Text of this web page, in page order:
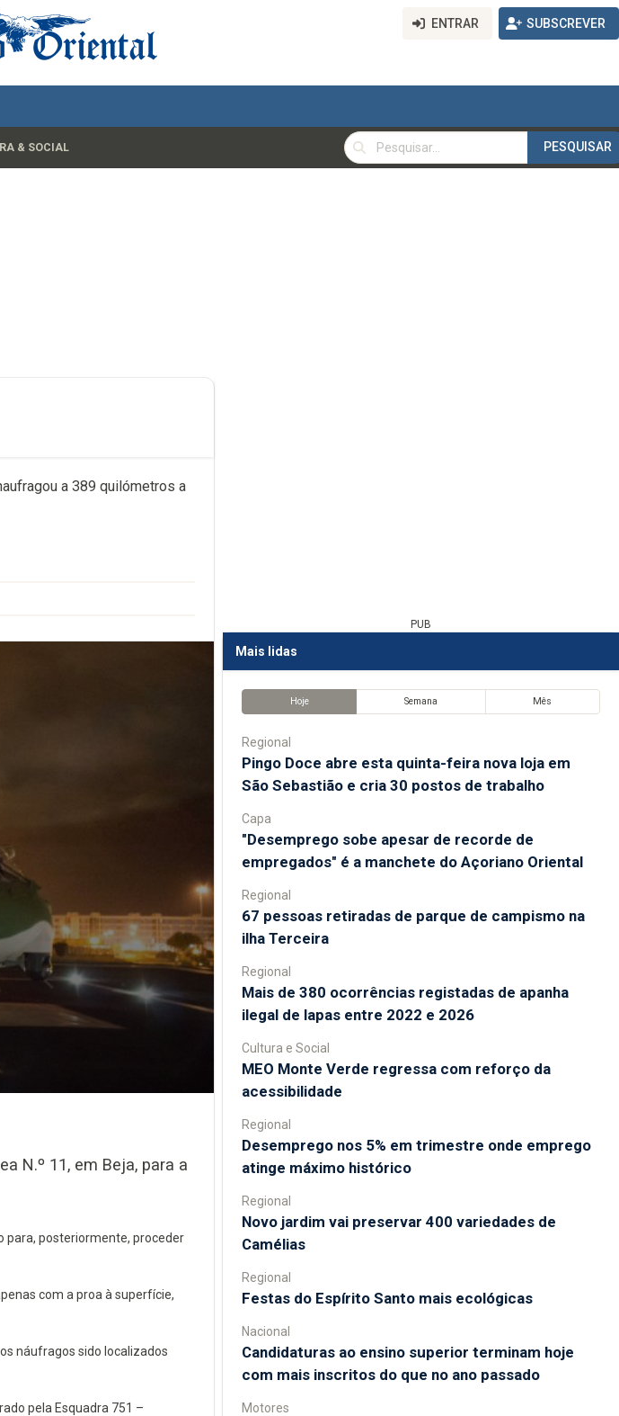
ENTRAR SUBSCREVER
& SOCIAL
PESQUISAR
PESQUISAR
a 389 quilómetros a
N.º 11, em Beja, para a
para, posteriormente, proceder
com a proa à superfície,
náufragos sido localizados
pela Esquadra 751 –
PUB
Mais lidas
Hoje Semana Mês
Regional
Pingo Doce abre esta quinta-feira nova loja em
São Sebastião e cria 30 postos de trabalho
Capa
"Desemprego sobe apesar de recorde de
empregados" é a manchete do Açoriano Oriental
Regional
67 pessoas retiradas de parque de campismo na
ilha Terceira
Regional
Mais de 380 ocorrências registadas de apanha
ilegal de lapas entre 2022 e 2026
Cultura e Social
MEO Monte Verde regressa com reforço da
acessibilidade
Regional
Desemprego nos 5% em trimestre onde emprego
atinge máximo histórico
Regional
Novo jardim vai preservar 400 variedades de
Camélias
Regional
Festas do Espírito Santo mais ecológicas
Nacional
Candidaturas ao ensino superior terminam hoje
com mais inscritos do que no ano passado
Motores